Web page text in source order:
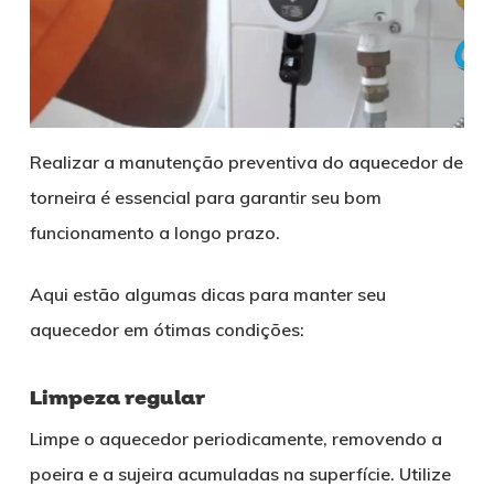
Realizar a manutenção preventiva do aquecedor de
torneira é essencial para garantir seu bom
funcionamento a longo prazo.
Aqui estão algumas dicas para manter seu
aquecedor em ótimas condições:
Limpeza regular
Limpe o aquecedor periodicamente, removendo a
poeira e a sujeira acumuladas na superfície. Utilize